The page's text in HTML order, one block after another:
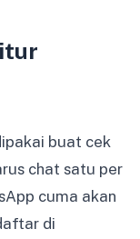
buat cek
chat satu per
cuma akan
di